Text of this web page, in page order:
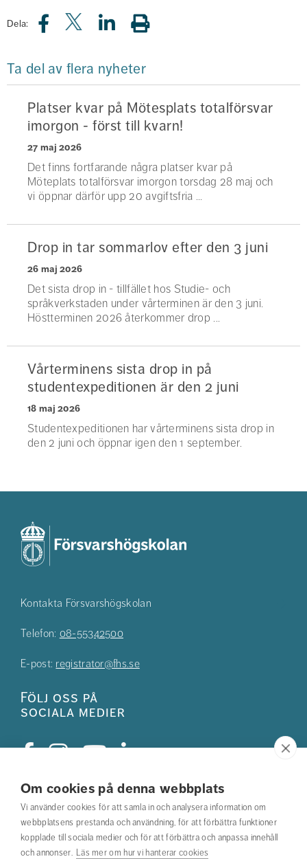
Om cookies på denna webbplats
Vi använder cookies för att samla in och analysera information om
webbplatsens prestanda och användning, för att förbättra funktioner
kopplade till sociala medier och för att förbättra och anpassa innehåll
och annonser. Läs mer om hur vi hanterar cookies
Dela:
Ta del av flera nyheter
Platser kvar på Mötesplats totalförsvar
imorgon - först till kvarn!
27 maj 2026
Det finns fortfarande några platser kvar på
Möteplats totalförsvar imorgon torsdag 28 maj och
vi öppnar därför upp 20 avgiftsfria ...
Drop in tar sommarlov efter den 3 juni
26 maj 2026
Det sista drop in - tillfället hos Studie- och
språkverkstaden under vårterminen är den 3 juni.
Höstterminen 2026 återkommer drop ...
Vårterminens sista drop in på
studentexpeditionen är den 2 juni
18 maj 2026
Studentexpeditionen har vårterminens sista drop in
den 2 juni och öppnar igen den 1 september.
Kontakta Försvarshögskolan
Telefon: 08-55342500
E-post: registrator@fhs.se
Följ oss på
sociala medier
Studentkåren
Hitta din utbildning